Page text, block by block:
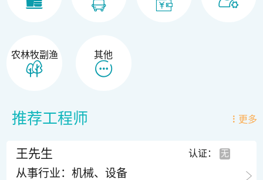
农林牧副渔 其他
推荐工程师 更多
王先生 认证：
从事行业：机械、设备